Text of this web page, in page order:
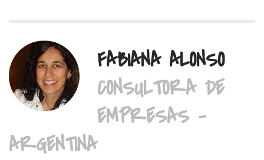
FABIANA ALONSO
CONSULTORA DE
EMPRESAS -
ARGENTINA